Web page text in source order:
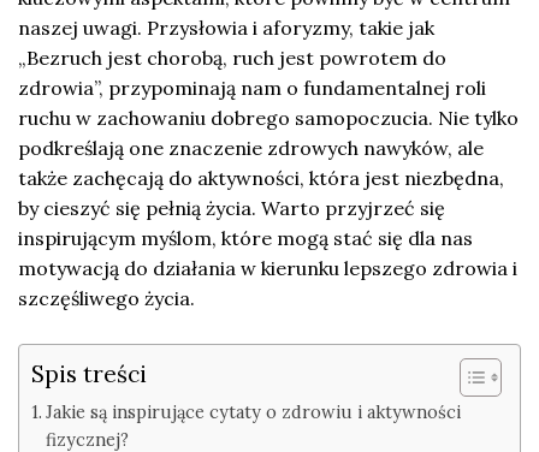
naszej uwagi. Przysłowia i aforyzmy, takie jak
„Bezruch jest chorobą, ruch jest powrotem do
zdrowia”, przypominają nam o fundamentalnej roli
ruchu w zachowaniu dobrego samopoczucia. Nie tylko
podkreślają one znaczenie zdrowych nawyków, ale
także zachęcają do aktywności, która jest niezbędna,
by cieszyć się pełnią życia. Warto przyjrzeć się
inspirującym myślom, które mogą stać się dla nas
motywacją do działania w kierunku lepszego zdrowia i
szczęśliwego życia.
Spis treści
Jakie są inspirujące cytaty o zdrowiu i aktywności
fizycznej?